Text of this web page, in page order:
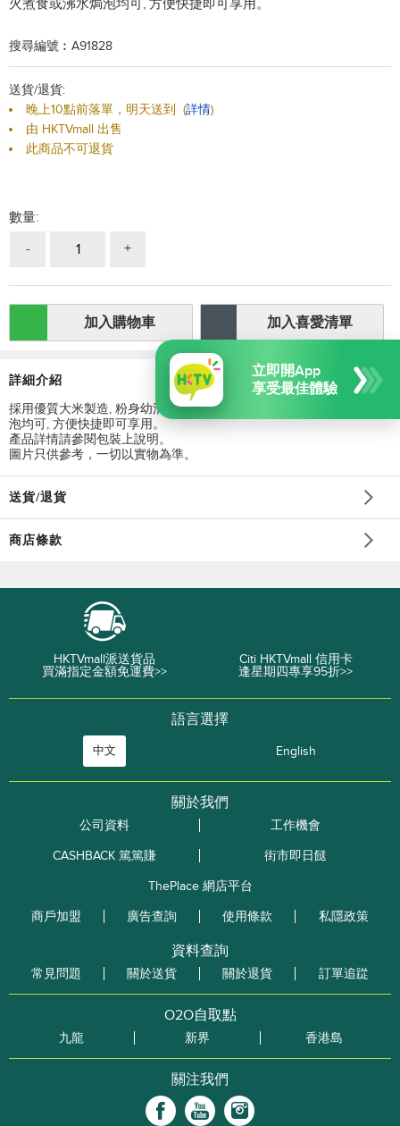
火煮食或沸水焗泡均可, 方便快捷即可享用。
搜尋編號︰A91828
送貨/退貨:
晚上10點前落單，明天送到 (詳情)
由 HKTVmall 出售
此商品不可退貨
數量:
- +
加入購物車 加入喜愛清單
詳細介紹
採用優質大米製造, 粉身幼滑煙韌、不易折斷。無論明火煮食或沸水焗
泡均可, 方便快捷即可享用。
產品詳情請參閱包裝上說明。
圖片只供參考，一切以實物為準。
送貨/退貨
商店條款
HKTVmall派送貨品
買滿指定金額免運費>>
Citi HKTVmall 信用卡
逢星期四專享95折>>
語言選擇
中文 English
關於我們
公司資料
工作機會
CASHBACK 篤篤賺
街市即日餸
ThePlace 網店平台
商戶加盟
廣告查詢 使用條款 私隱政策
資料查詢
常見問題 關於送貨 關於退貨 訂單追踨
O2O自取點
九龍 新界 香港島
關注我們
立即開App
享受最佳體驗